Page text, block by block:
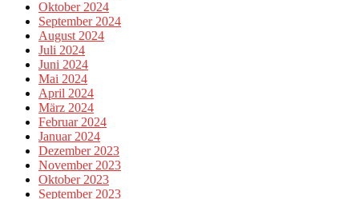
Oktober 2024
September 2024
August 2024
Juli 2024
Juni 2024
Mai 2024
April 2024
März 2024
Februar 2024
Januar 2024
Dezember 2023
November 2023
Oktober 2023
September 2023